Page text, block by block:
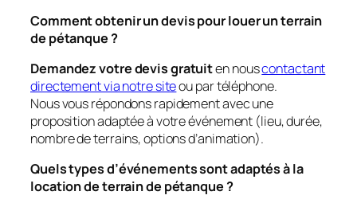
Comment obtenir un devis pour louer un terrain
de pétanque ?
Demandez votre devis gratuiten nouscontactant
directement via notre siteou par téléphone.
Nous vous répondons rapidement avec une
proposition adaptée à votre événement (lieu, durée,
nombre de terrains, options d’animation).
Quels types d’événements sont adaptés à la
location de terrain de pétanque ?